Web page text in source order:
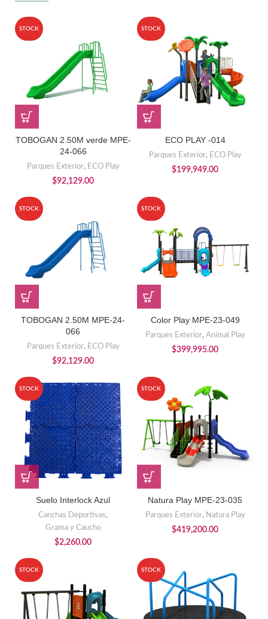
STOCK
TOBOGAN 2.50M verde MPE-
24-066
Parques Exterior, ECO Play
$92,129.00
STOCK
ECO PLAY -014
Parques Exterior, ECO Play
$199,949.00
STOCK
TOBOGAN 2.50M MPE-24-
066
Parques Exterior, ECO Play
$92,129.00
STOCK
Color Play MPE-23-049
Parques Exterior, Animal Play
$399,995.00
STOCK
Suelo Interlock Azul
Canchas Deportivas,
Grama y Caucho
$2,260.00
STOCK
Natura Play MPE-23-035
Parques Exterior, Natura Play
$419,200.00
STOCK STOCK